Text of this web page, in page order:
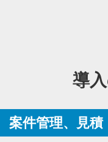
導
案件管理、見